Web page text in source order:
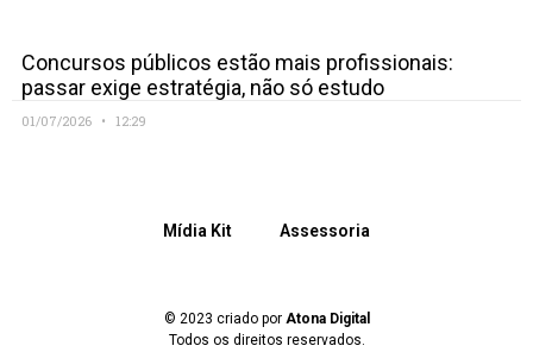
Concursos públicos estão mais profissionais:
passar exige estratégia, não só estudo
01/07/2026 12:29
Mídia Kit Assessoria
© 2023 criado por Atona Digital
Todos os direitos reservados.